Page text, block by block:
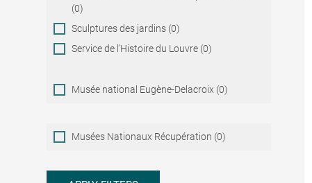
(0)
Sculptures des jardins (0)
Service de l'Histoire du Louvre (0)
Musée national Eugène-Delacroix (0)
Musées
Nationaux
Musées Nationaux Récupération (0)